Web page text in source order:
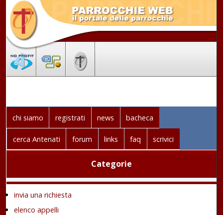
chi siamo registrati news bacheca
cerca Antenati forum links faq scrivici
Categorie
invia una richiesta
elenco appelli